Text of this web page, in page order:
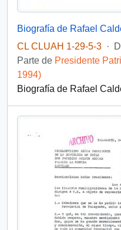
Biografía de Rafael
CL CLUAH 1-29-5-3 ·
Parte de Presidente
1994)
Biografía de Rafael